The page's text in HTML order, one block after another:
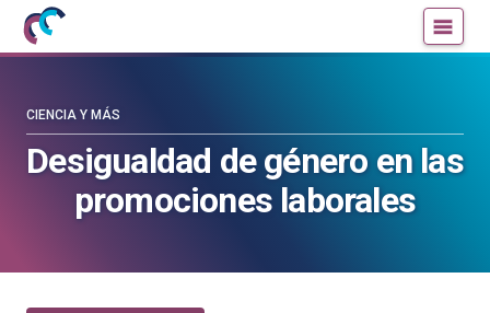
Mujeres
con
la
blog
la
Desigualdad de género en las
promociones laborales
CIENCIA Y MÁS